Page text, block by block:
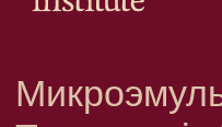
Микроэмульсия
30ml